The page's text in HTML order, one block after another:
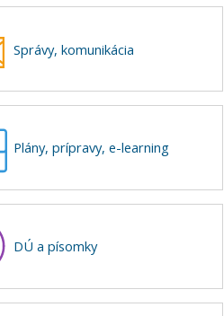
Správy, komunikácia
Plány, prípravy, e-learning
DÚ a písomky